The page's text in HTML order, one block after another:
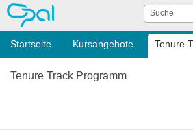
OPAL Suche
Startseite Kursangebote Tenure
Tenure Track Programm